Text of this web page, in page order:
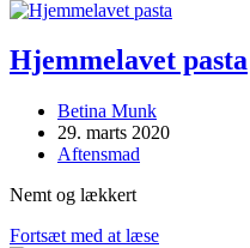
Hjemmelavet pasta
Post
author:
Betina Munk
Post
published:
29. marts 2020
Post
Aftensmad
Nemt og lækkert
Fortsæt med at læseHjemmelavet